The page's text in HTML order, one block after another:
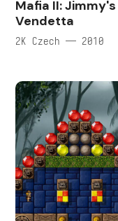
Mafia II: Jimmy's
Vendetta
2K Czech — 2010